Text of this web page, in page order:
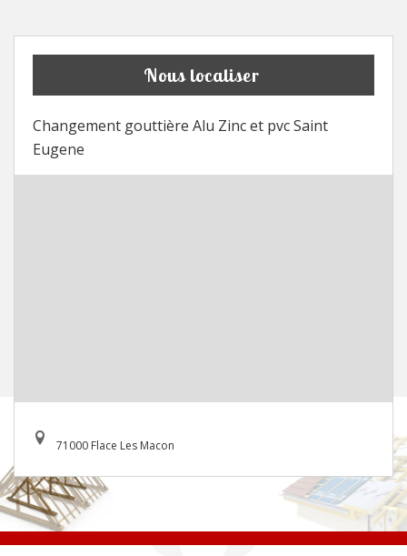
Nous localiser
Changement gouttière Alu Zinc et pvc Saint
Eugene
71000 Flace Les Macon